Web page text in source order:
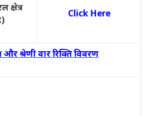
क्षेत्र
Click Here
और श्रेणी वार रिक्ति विवरण